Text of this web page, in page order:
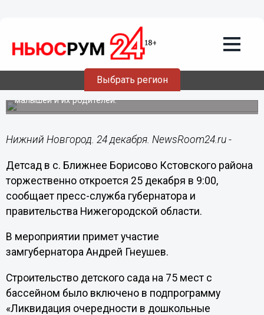
Выбрать регион
24.12.201817:06
Детсад в селе Ближнее Борисово
откроется 25 декабря
Открытие станет предновогодним подарком для 75
малышей и их родителей.
Нижний Новгород. 24 декабря. NewsRoom24.ru -
Детсад в с. Ближнее Борисово Кстовского района
торжественно откроется 25 декабря в 9:00,
сообщает пресс-служба губернатора и
правительства Нижегородской области.
В мероприятии примет участие
замгубернатора Андрей Гнеушев.
Строительство детского сада на 75 мест с
бассейном было включено в подпрограмму
«Ликвидация очередности в дошкольные